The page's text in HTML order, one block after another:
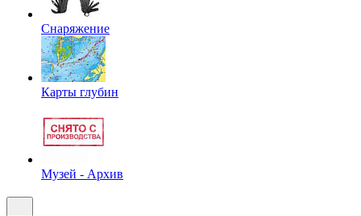
Снаряжение
Карты глубин
Музей - Архив